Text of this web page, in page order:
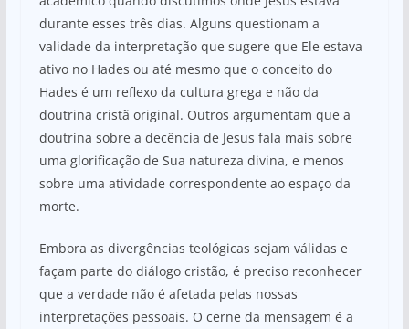
durante esses três dias. Alguns questionam a
validade da interpretação que sugere que Ele estava
ativo no Hades ou até mesmo que o conceito do
Hades é um reflexo da cultura grega e não da
doutrina cristã original. Outros argumentam que a
doutrina sobre a decência de Jesus fala mais sobre
uma glorificação de Sua natureza divina, e menos
sobre uma atividade correspondente ao espaço da
morte.
Embora as divergências teológicas sejam válidas e
façam parte do diálogo cristão, é preciso reconhecer
que a verdade não é afetada pelas nossas
interpretações pessoais. O cerne da mensagem é a